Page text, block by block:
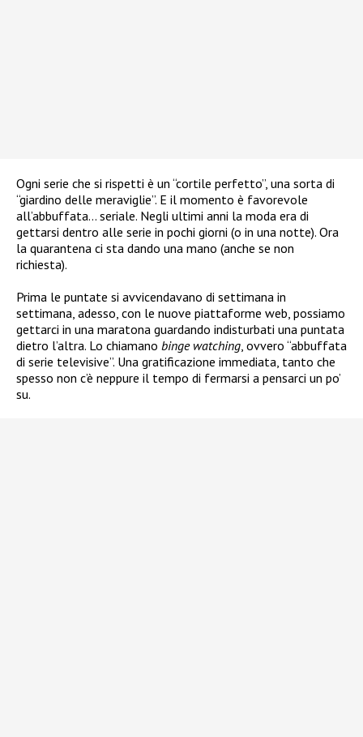
Ogni serie che si rispetti è un “cortile perfetto”, una sorta di
“giardino delle meraviglie”. E il momento è favorevole
all’abbuffata… seriale. Negli ultimi anni la moda era di
gettarsi dentro alle serie in pochi giorni (o in una notte). Ora
la quarantena ci sta dando una mano (anche se non
richiesta).
Prima le puntate si avvicendavano di settimana in
settimana, adesso, con le nuove piattaforme web, possiamo
gettarci in una maratona guardando indisturbati una puntata
dietro l’altra. Lo chiamano binge watching, ovvero “abbuffata
di serie televisive”. Una gratificazione immediata, tanto che
spesso non c’è neppure il tempo di fermarsi a pensarci un po’
su.